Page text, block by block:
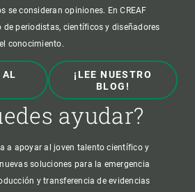
se consideran opiniones. En CREAF
periodistas, científicos y diseñadores
conocimiento.
AL
¡LEE NUESTRO
BLOG!
ayudar?
a apoyar al joven talento científico y
soluciones para la emergencia
y transferencia de evidencias